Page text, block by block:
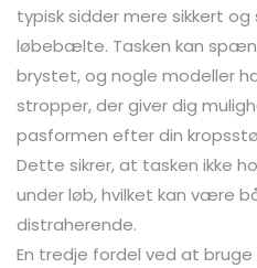
typisk sidder mere sikkert
løbebælte. Tasken kan
brystet, og nogle modeller
stropper, der giver dig
pasformen efter din
Dette sikrer, at tasken ikke
under løb, hvilket kan være
distraherende.
En tredje fordel ved at